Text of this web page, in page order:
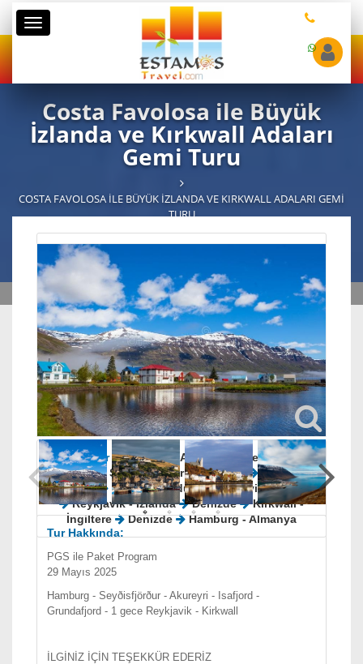
Kategoriler
Costa Favolosa ile Büyük
İzlanda ve Kırkwall Adaları
Gemi Turu
COSTA FAVOLOSA ILE BÜYÜK İZLANDA VE KIRKWALL ADALARI GEMI
TURU
Gemi
Costa Favolosa
Çıkış Limanı
Hamburg - Almanya
Varış Limanı
Hamburg - Almanya
Limanlar :Hamburg - Almanya
Denizde
Denizde
Seydisfjordur Akureyri
Isafjordur
- İzlanda
Grundarfjordur
Reykjavik - İzlanda
Reykjavik - İzlanda
Denizde
Kirkwall -
İngiltere
Denizde
Hamburg - Almanya
Tur Hakkında:
PGS ile Paket Program
29 Mayıs 2025
Hamburg - Seyðisfjörður - Akureyri - Isafjord -
Grundafjord - 1 gece Reykjavik - Kirkwall
İLGİNİZ İÇİN TEŞEKKÜR EDERİZ